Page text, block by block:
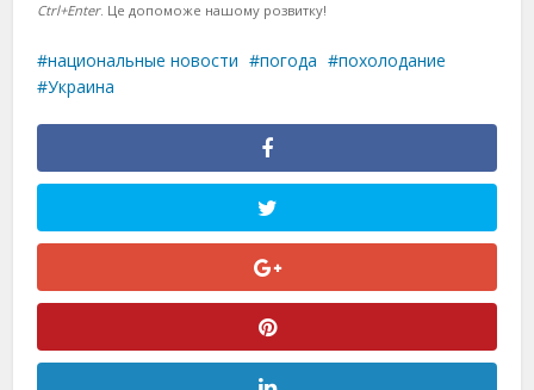
Ctrl+Enter. Це допоможе нашому розвитку!
национальные новости погода
похолодание
Украина